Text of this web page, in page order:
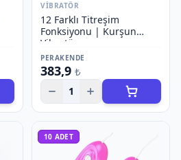
VIBRATÖR
12 Farklı Titreşim
Fonksiyonu | Kurşun
Vibratör
PERAKENDE
383,9 ₺
1
10 ADET